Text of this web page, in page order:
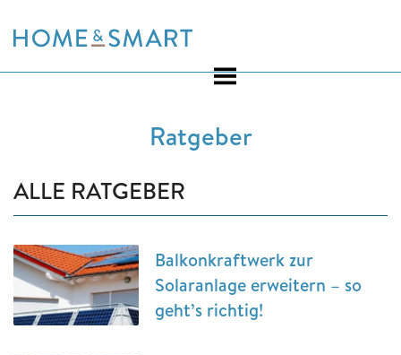
to
Ratgeber
ALLE RATGEBER
Balkonkraftwerk zur
Solaranlage erweitern – so
geht’s richtig!